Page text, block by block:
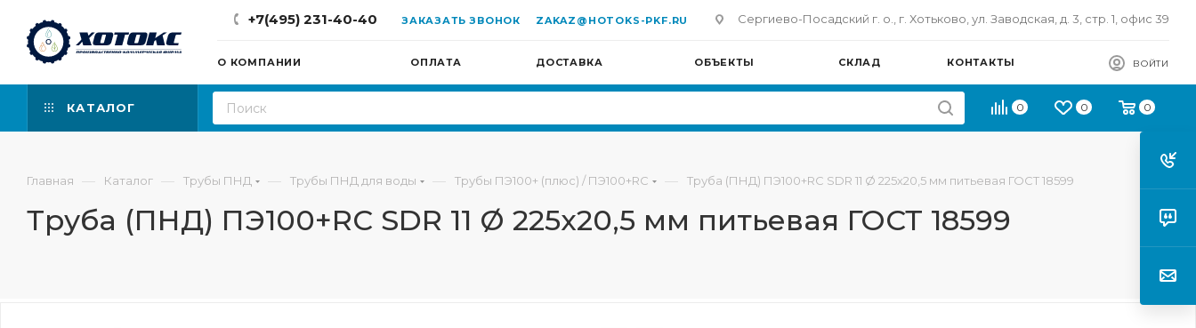
+7(495) 231-40-40 ЗАКАЗАТЬ ЗВОНОК ZAKAZ@HOTOKS-PKF.RU Сергиево-Посадский г. о., г. Хотьково, ул. Заводская, д. 3, стр. 1, офис 39
О КОМПАНИИ ОПЛАТА ДОСТАВКА ОБЪЕКТЫ СКЛАД КОНТАКТЫ ВОЙТИ
КАТАЛОГ 0 0 0
Главная — Каталог — Трубы ПНД — Трубы ПНД для воды — Трубы ПЭ100+ (плюс) / ПЭ100+RC — Труба (ПНД) ПЭ100+RC SDR 11 Ø 225х20,5 мм питьевая ГОСТ 18599
Труба (ПНД) ПЭ100+RC SDR 11 Ø 225х20,5 мм питьевая ГОСТ 18599